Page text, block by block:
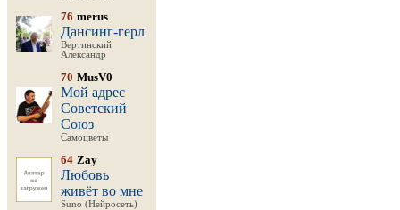
76 merus
Дансинг-герл
Вертинский
Александр
70 MusV0
Мой адрес
Советский
Союз
Самоцветы
64 Zay
Любовь
живёт во мне
Suno (Нейросеть)